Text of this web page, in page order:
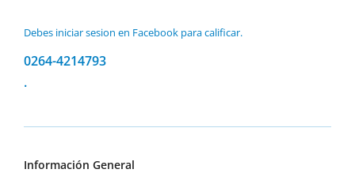
Debes iniciar sesion en Facebook para calificar.
0264-4214793
.
Información General